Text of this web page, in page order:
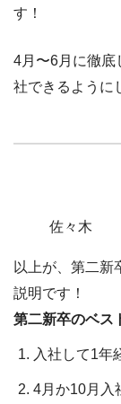
す！
4月〜6月に徹底
社できるように
佐々木
以上が、第二新
説明です！
第二新卒のベス
入社して1年
4月か10月入